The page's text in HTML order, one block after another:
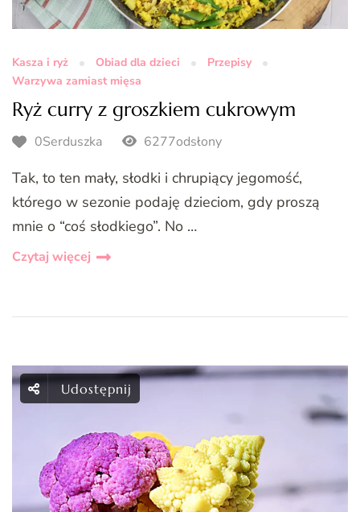
Kasza i ryż Obiad dla dzieci
Przepisy
Warzywa zamiast mięsa
Ryż curry z groszkiem cukrowym
0Serduszka 6277odsłony
Tak, to ten mały, słodki i chrupiący jegomość,
którego w sezonie podaję dzieciom, gdy proszą
mnie o “coś słodkiego”. No …
Czytaj więcej
Udostępnij